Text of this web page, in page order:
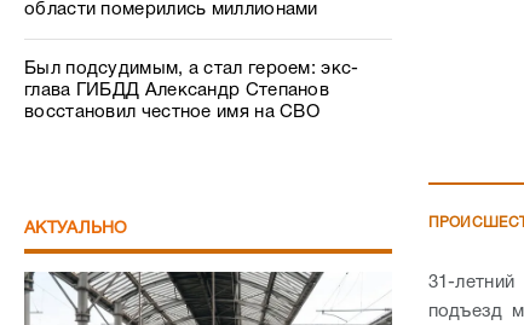
области померились миллионами
Был подсудимым, а стал героем: экс-
глава ГИБДД Александр Степанов
восстановил честное имя на СВО
АКТУАЛЬНО
31-
подъезд